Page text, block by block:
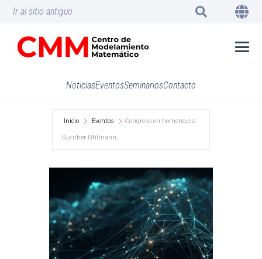
Ir al sitio antiguo
NoticiasEventosSeminariosContacto
Inicio Eventos Congreso en homenaje a
Gunther Uhlmann